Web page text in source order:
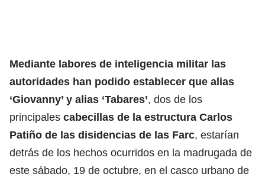
Mediante labores de inteligencia militar las
autoridades han podido establecer que alias
‘Giovanny’ y alias ‘Tabares’, dos de los
principales cabecillas de la estructura Carlos
Patiño de las disidencias de las Farc, estarían
detrás de los hechos ocurridos en la madrugada de
este sábado, 19 de octubre, en el casco urbano de